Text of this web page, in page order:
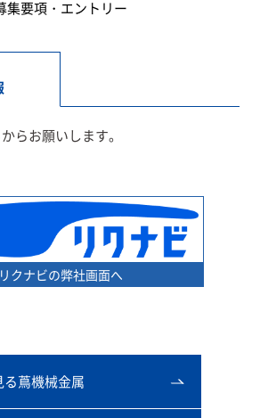
集要項・エントリー
らお願いします。
リクナビの弊社画面へ
る蔦機械金属